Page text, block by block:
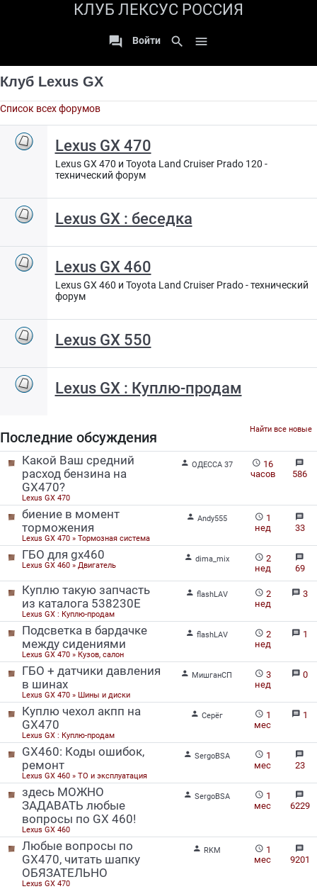
КЛУБ ЛЕКСУС РОССИЯ
 Войти search 
Клуб Lexus GX
Список всех форумов
Lexus GX 470
Lexus GX 470 и Toyota Land Cruiser Prado 120 -
технический форум
Lexus GX : беседка
Lexus GX 460
Lexus GX 460 и Toyota Land Cruiser Prado - технический
форум
Lexus GX 550
Lexus GX : Куплю-продам
Последние обсуждения Найти все новые
Какой Ваш средний
расход бензина на
GX470?
Lexus GX 470
 ОДЕССА 37  16
часов
message
586
биение в момент
торможения
Lexus GX 470 » Тормозная система
 Andy555  1
нед
message
33
ГБО для gx460
Lexus GX 460 » Двигатель
 dima_mix  2
нед
message
69
Куплю такую запчасть
из каталога 538230Е
Lexus GX : Куплю-продам
 flashLAV  2
нед
message 3
Подсветка в бардачке
между сидениями
Lexus GX 470 » Кузов, салон
 flashLAV  2
нед
message 1
ГБО + датчики давления
в шинах
Lexus GX 470 » Шины и диски
 МишганСП  3
нед
message 0
Куплю чехол акпп на
GX470
Lexus GX : Куплю-продам
 Серёг  1
мес
message 1
GX460: Коды ошибок,
ремонт
Lexus GX 460 » ТО и эксплуатация
 SergoBSA  1
мес
message
23
здесь МОЖНО
ЗАДАВАТЬ любые
вопросы по GX 460!
Lexus GX 460
 SergoBSA  1
мес
message
6229
Любые вопросы по
GX470, читать шапку
ОБЯЗАТЕЛЬНО
Lexus GX 470
 RKM  1
мес
message
9201